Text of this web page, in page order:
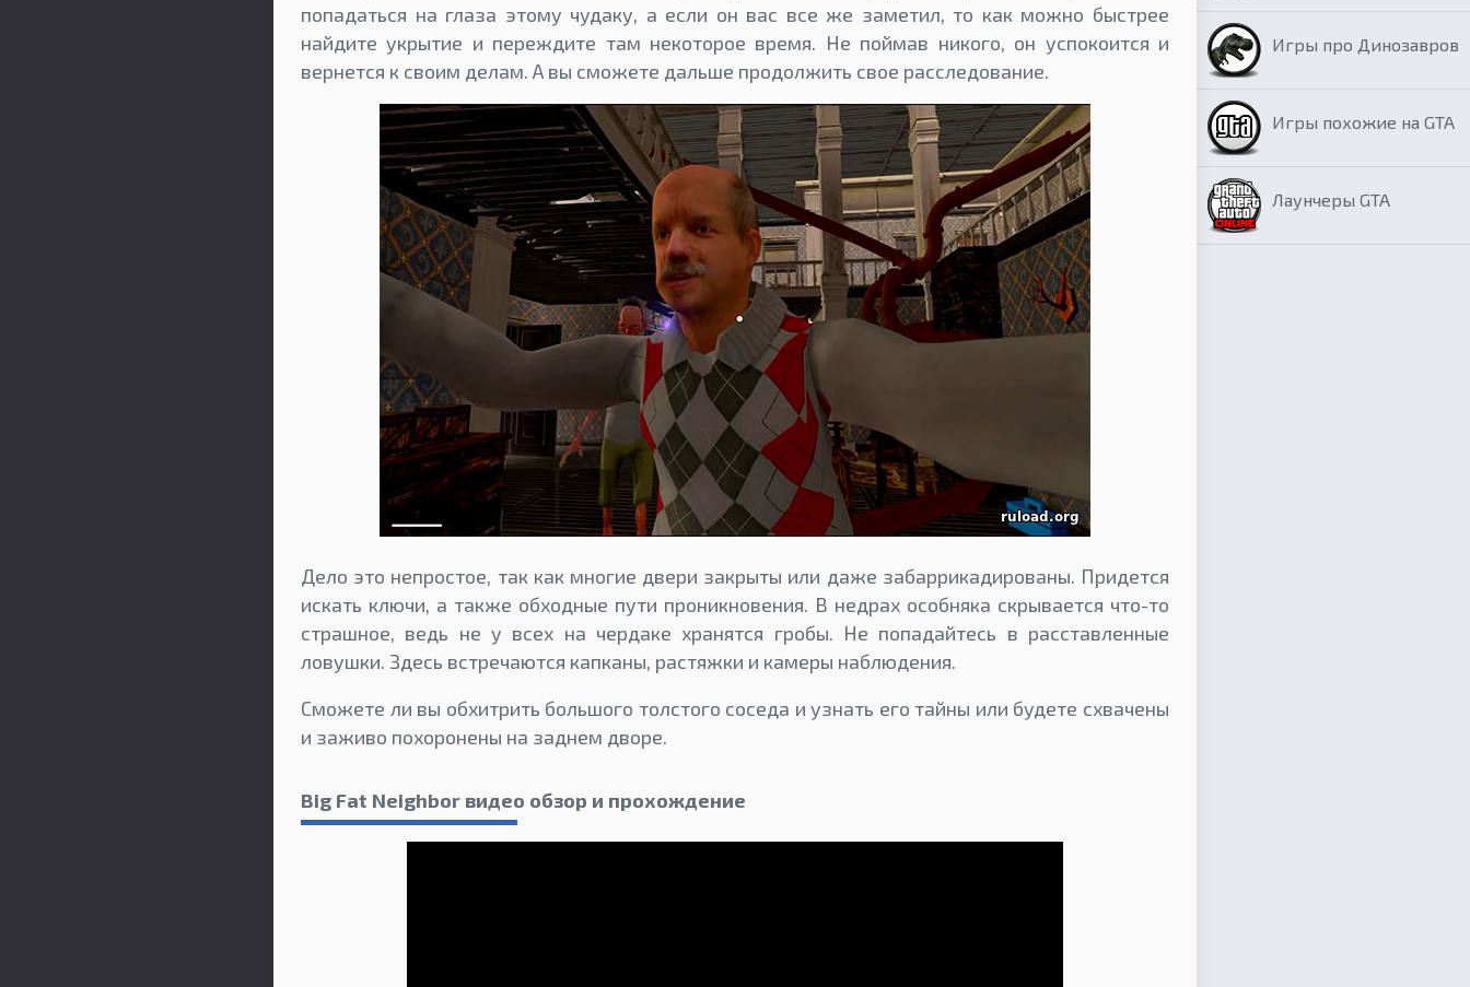
попадаться на глаза этому чудаку, а если он вас все же заметил, то как можно быстрее
найдите укрытие и переждите там некоторое время. Не поймав никого, он успокоится и
вернется к своим делам. А вы сможете дальше продолжить свое расследование.
Дело это непростое, так как многие двери закрыты или даже забаррикадированы. Придется
искать ключи, а также обходные пути проникновения. В недрах особняка скрывается что-то
страшное, ведь не у всех на чердаке хранятся гробы. Не попадайтесь в расставленные
ловушки. Здесь встречаются капканы, растяжки и камеры наблюдения.
Сможете ли вы обхитрить большого толстого соседа и узнать его тайны или будете схвачены
и заживо похоронены на заднем дворе.
Big Fat Neighbor видео обзор и прохождение
Игры про Динозавров
Игры похожие на GTA
Лаунчеры GTA